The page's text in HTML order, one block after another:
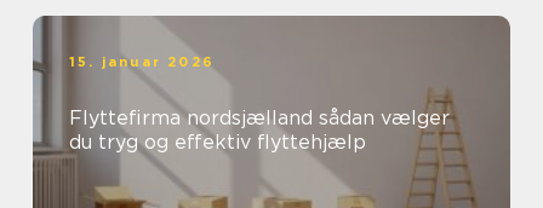
15. januar 2026
Flyttefirma nordsjælland sådan vælger
du tryg og effektiv flyttehjælp